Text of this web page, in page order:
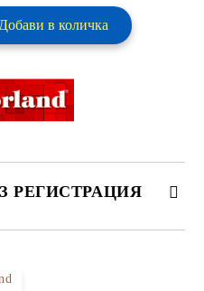
РЕГИСТРАЦИЯ